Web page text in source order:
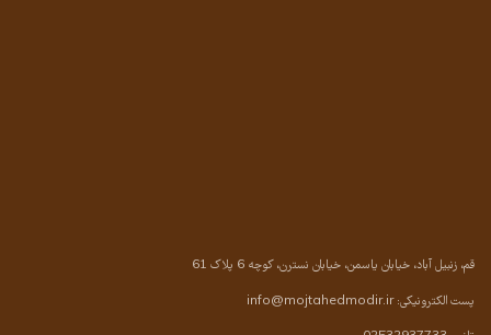
قم، زنبیل آباد، خیابان یاسمن، خیابان نسترن، کوچه 6 پلاک 61
پست الکترونیکی:info@mojtahedmodir.ir